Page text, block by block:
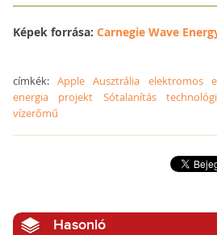
Képek forrása: Carnegie Wave
címkék:Apple Ausztrália elektromos
energia
projekt Sótalanítás
vízerőmű
Hasonló